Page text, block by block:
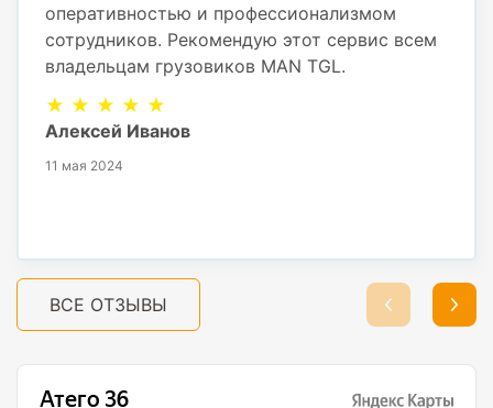
оперативностью и профессионализмом
сотрудников. Рекомендую этот сервис всем
владельцам грузовиков MAN TGL.
★ ★ ★ ★ ★
Алексей Иванов
11 мая 2024
ВСЕ ОТЗЫВЫ